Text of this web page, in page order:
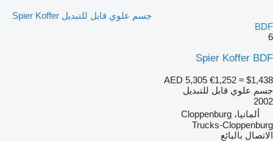
جسم علوي قابل للتبديل Spier Koffer
BDF
6
Spier Koffer BDF
AED 5,305 €1,252 ≈ $1,438
جسم علوي قابل للتبديل
2002
ألمانيا، Cloppenburg
Trucks-Cloppenburg
الاتصال بالبائع